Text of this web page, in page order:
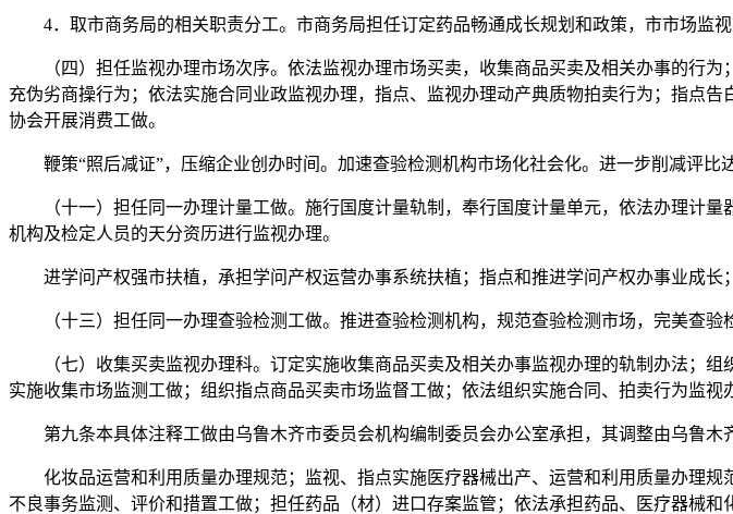
4．取市商务局的相关职责分工。市商务局担任订定药品畅通成长规划和政策，市市场监视
（四）担任监视办理市场次序。依法监视办理市场买卖，收集商品买卖及相关办事的行为
充伪劣商操行为；依法实施合同业政监视办理，指点、监视办理动产典质物拍卖行为；指点
协会开展消费工做。
鞭策“照后减证”，压缩企业创办时间。加速查验检测机构市场化社会化。进一步削减评比
（十一）担任同一办理计量工做。施行国度计量轨制，奉行国度计量单元，依法办理计量
机构及检定人员的天分资历进行监视办理。
进学问产权强市扶植，承担学问产权运营办事系统扶植；指点和推进学问产权办事业成长
（十三）担任同一办理查验检测工做。推进查验检测机构，规范查验检测市场，完美查验
（七）收集买卖监视办理科。订定实施收集商品买卖及相关办事监视办理的轨制办法；组
实施收集市场监测工做；组织指点商品买卖市场监督工做；依法组织实施合同、拍卖行为监视
第九条本具体注释工做由乌鲁木齐市委员会机构编制委员会办公室承担，其调整由乌鲁木
化妆品运营和利用质量办理规范；监视、指点实施医疗器械出产、运营和利用质量办理规
不良事务监测、评价和措置工做；担任药品（材）进口存案监管；依法承担药品、医疗器械和